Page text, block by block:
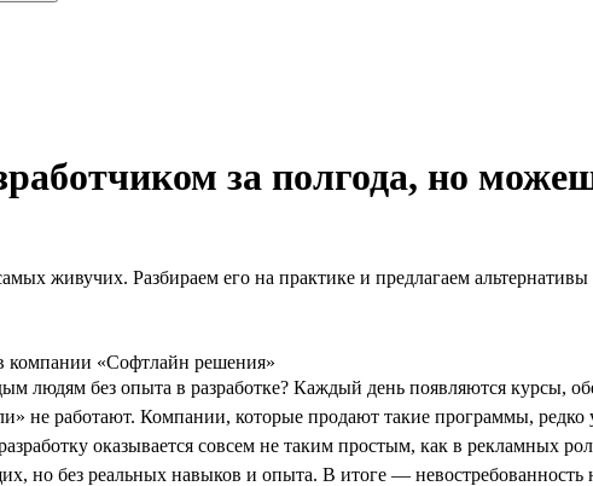
за полгода, но
живучих. Разбираем его на практике и предлагаем
компании «Софтлайн решения»
людям без опыта в разработке? Каждый день появляются курсы,
не работают. Компании, которые продают такие программы,
оказывается совсем не таким простым, как в рекламных
но без реальных навыков и опыта. В итоге —